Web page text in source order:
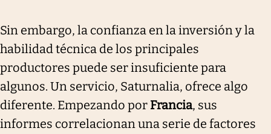
Sin embargo, la confianza en la inversión y la
habilidad técnica de los principales
productores puede ser insuficiente para
algunos. Un servicio, Saturnalia, ofrece algo
diferente. Empezando por Francia, sus
informes correlacionan una serie de factores